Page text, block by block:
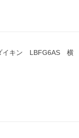
イキン LBFG6AS 横